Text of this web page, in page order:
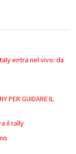
entra nel vivo: da
PER GUIDARE IL
il rally